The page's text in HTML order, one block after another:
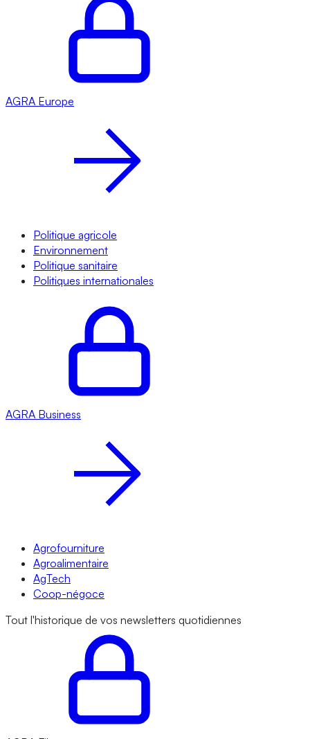
AGRA Europe
Politique agricole
Environnement
Politique sanitaire
Politiques internationales
AGRA Business
Agrofourniture
Agroalimentaire
AgTech
Coop-négoce
Tout l'historique de vos newsletters quotidiennes